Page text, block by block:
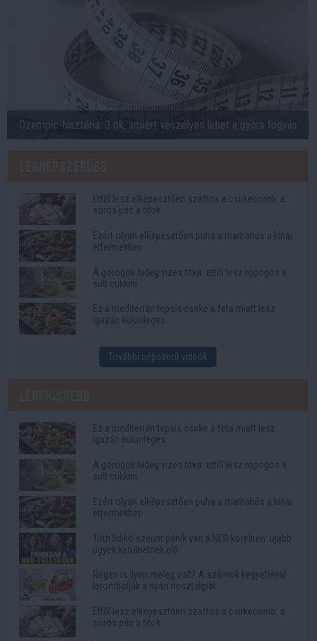
Ozempic-hisztéria: 3 ok, amiért veszélyes lehet a gyors fogyás
Ettől lesz elképesztően szaftos a csirkecomb: a
sörös pác a titok
Ezért olyan elképesztően puha a marhahús a kínai
éttermekben
A görögök hideg vizes titka: ettől lesz ropogós a
sült cukkini
Ez a mediterrán tepsis csirke a feta miatt lesz
igazán különleges
További népszerű videók
Ez a mediterrán tepsis csirke a feta miatt lesz
igazán különleges
A görögök hideg vizes titka: ettől lesz ropogós a
sült cukkini
Ezért olyan elképesztően puha a marhahús a kínai
éttermekben
Tóth Ildikó szerint pánik van a NER köreiben: újabb
ügyek kerülhetnek elő
Régen is ilyen meleg volt? A számok kegyetlenül
lerombolják a nyári nosztalgiát
Ettől lesz elképesztően szaftos a csirkecomb: a
sörös pác a titok